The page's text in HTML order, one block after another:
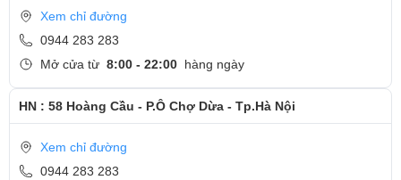
- Hotline CSKH dịch vụ sửa chữa: 0944-283-283
Xem chỉ đường
0944 283 283
Mở cửa từ 8:00 - 22:00 hàng ngày
HN : 58 Hoàng Cầu - P.Ô Chợ Dừa - Tp.Hà Nội
Xem chỉ đường
0944 283 283